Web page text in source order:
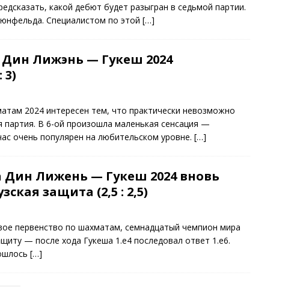
какой дебют будет разыгран в седьмой партии.
Специалистом по этой […]
Лижэнь — Гукеш 2024
3)
2024 интересен тем, что практически невозможно
партия. В 6-ой произошла маленькая сенсация —
очень популярен на любительском уровне. […]
Дин Лижень — Гукеш 2024 вновь
защита (2,5 : 2,5)
первенство по шахматам, семнадцатый чемпион мира
— после хода Гукеша 1.e4 последовал ответ 1.e6.
[…]